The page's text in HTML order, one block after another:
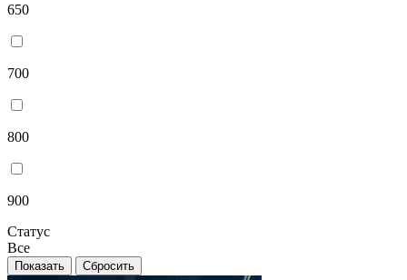
650
700
800
900
Статус
Все